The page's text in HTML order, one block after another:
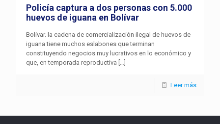
Policía captura a dos personas con 5.000
huevos de iguana en Bolívar
Bolívar. la cadena de comercialización ilegal de huevos de
iguana tiene muchos eslabones que terminan
constituyendo negocios muy lucrativos en lo económico y
que, en temporada reproductiva […]
Leer más